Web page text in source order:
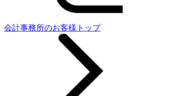
会計事務所のお客様トップ